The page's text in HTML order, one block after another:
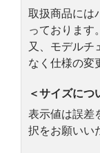
取扱商品には
っております
又、モデルチ
なく仕様の変
＜サイズにつ
表示値は誤差
択をお願いい